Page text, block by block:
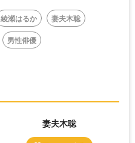
綾瀬はるか
妻夫木聡
男性俳優
妻夫木聡